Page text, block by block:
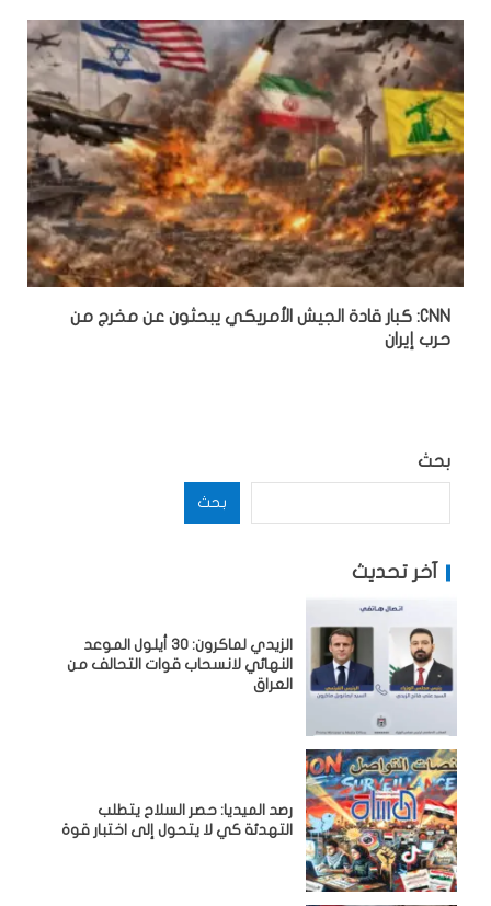
CNN: كبار قادة الجيش الأمريكي يبحثون عن مخرج من
حرب إيران
بحث
بحث
آخر تحديث
الزيدي لماكرون: 30 أيلول الموعد
النهائي لانسحاب قوات التحالف من
العراق
رصد الميديا: حصر السلاح يتطلب
التهدئة كي لا يتحول إلى اختبار قوة